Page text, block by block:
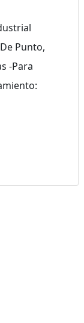
Punto,
-Para